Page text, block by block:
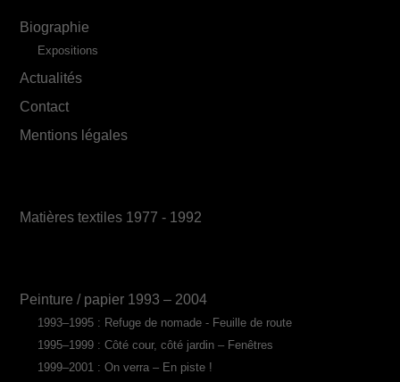
Biographie
Expositions
Actualités
Contact
Mentions légales
Matières textiles 1977 - 1992
Peinture / papier 1993 – 2004
1993–1995 : Refuge de nomade - Feuille de route
1995–1999 : Côté cour, côté jardin – Fenêtres
1999–2001 : On verra – En piste !